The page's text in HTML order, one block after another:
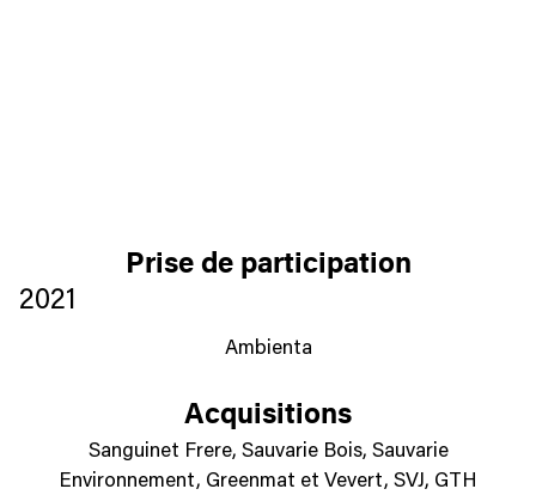
Prise de participation
2021
Ambienta
Acquisitions
Sanguinet Frere, Sauvarie Bois, Sauvarie
Environnement, Greenmat et Vevert, SVJ, GTH